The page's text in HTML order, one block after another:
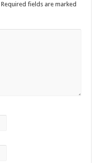
Required fields are marked